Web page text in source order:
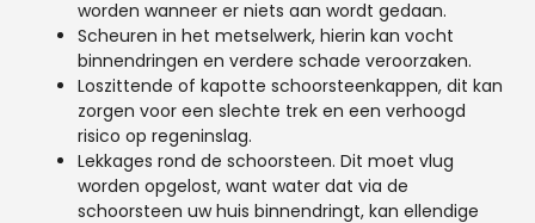
worden wanneer er niets aan wordt gedaan.
Scheuren in het metselwerk, hierin kan vocht
binnendringen en verdere schade veroorzaken.
Loszittende of kapotte schoorsteenkappen, dit kan
zorgen voor een slechte trek en een verhoogd
risico op regeninslag.
Lekkages rond de schoorsteen. Dit moet vlug
worden opgelost, want water dat via de
schoorsteen uw huis binnendringt, kan ellendige